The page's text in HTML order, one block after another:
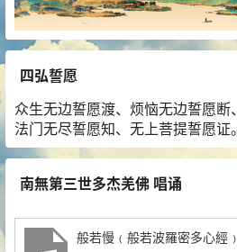
四弘誓愿
众生无边誓愿渡、烦恼无边誓愿断、
法门无尽誓愿知、无上菩提誓愿证。
南無第三世多杰羌佛 唱诵
般若慢﹙般若波羅密多心經﹚